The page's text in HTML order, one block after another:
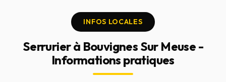
INFOS LOCALES
Serrurier à Bouvignes Sur Meuse -
Informations pratiques